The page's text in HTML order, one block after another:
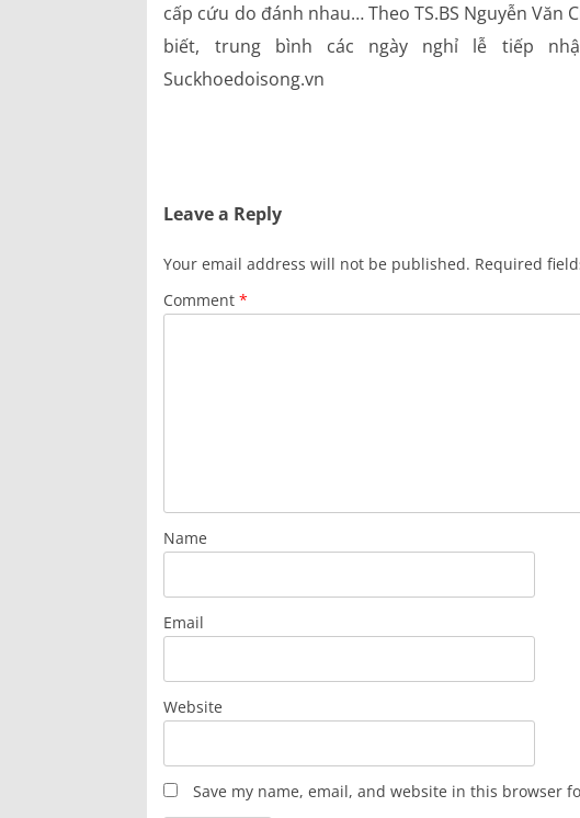
cấp cứu do đánh nhau… Theo TS.BS Nguyễn Văn
biết, trung bình các ngày nghỉ lễ tiếp
Suckhoedoisong.vn
Leave a Reply
Your email address will not be published. Required
Comment*
Name
Email
Website
Save my name, email, and website in this browser